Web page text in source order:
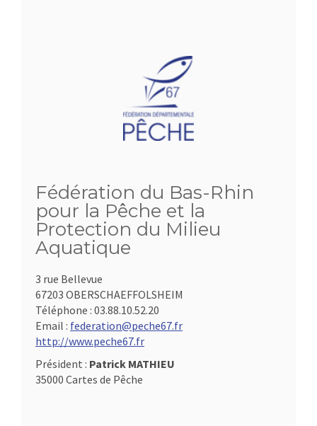
Fédération du Bas-Rhin
pour la Pêche et la
Protection du Milieu
Aquatique
3 rue Bellevue
67203 OBERSCHAEFFOLSHEIM
Téléphone : 03.88.10.52.20
Email : federation@peche67.fr
http://www.peche67.fr
Président : Patrick MATHIEU
35000 Cartes de Pêche